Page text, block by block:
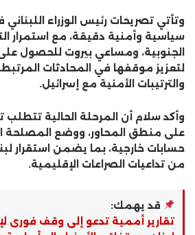
وتأتي تصريحات رئيس الوزراء
سياسية وأمنية دقيقة، مع استمرار
الجنوبية، ومساعي بيروت للحصول
لتعزيز موقفها في المحادثات
والترتيبات الأمنية مع إسرائيل.
وأكد سلام أن المرحلة الحالية
على منطق المحاور، ووضع المصلحة
حسابات خارجية، بما يضمن استقرار
من تداعيات الصراعات الإقليمية.
قد يهمك:
تقارير أممية تدعو إلى وقف فورى